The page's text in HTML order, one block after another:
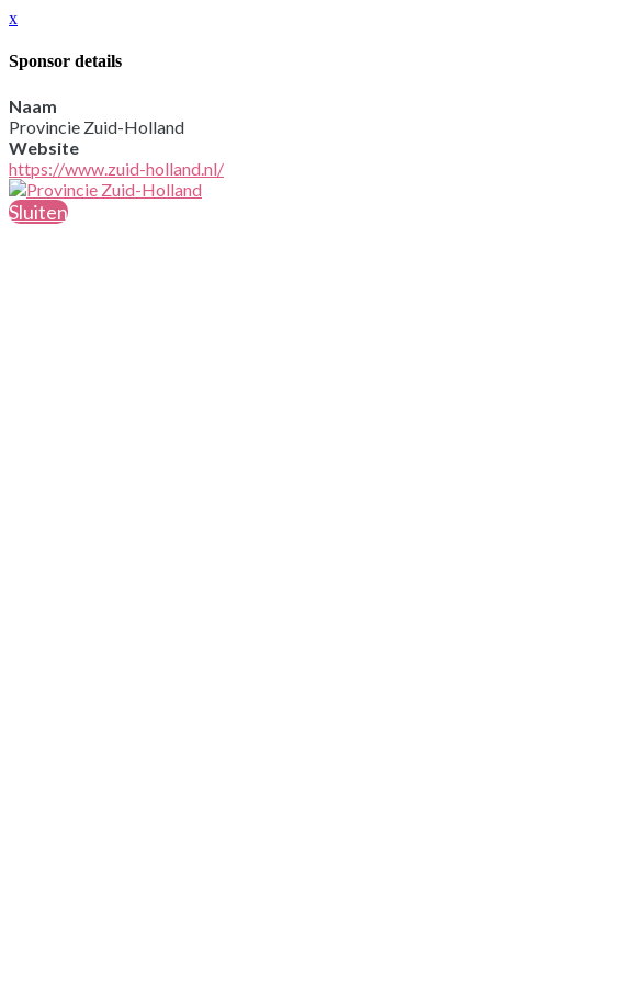
x
Sponsor details
Naam
Provincie Zuid-Holland
Website
https://www.zuid-holland.nl/
Sluiten